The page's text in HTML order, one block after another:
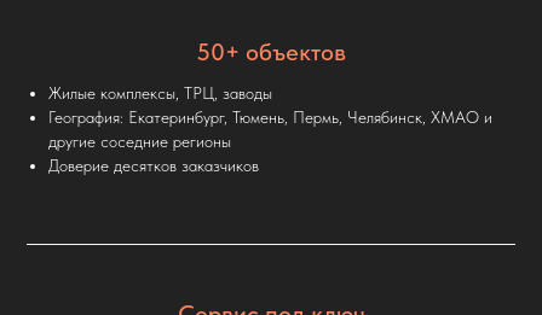
50+ объектов
Жилые комплексы, ТРЦ, заводы
География: Екатеринбург, Тюмень, Пермь, Челябинск, ХМАО и
другие соседние регионы
Доверие десятков заказчиков